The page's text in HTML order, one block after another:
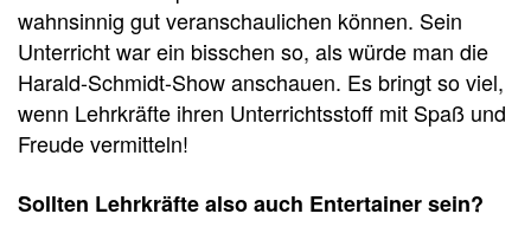
wahnsinnig gut veranschaulichen können. Sein
Unterricht war ein bisschen so, als würde man die
Harald-Schmidt-Show anschauen. Es bringt so viel,
wenn Lehrkräfte ihren Unterrichtsstoff mit Spaß und
Freude vermitteln!
Sollten Lehrkräfte also auch Entertainer sein?